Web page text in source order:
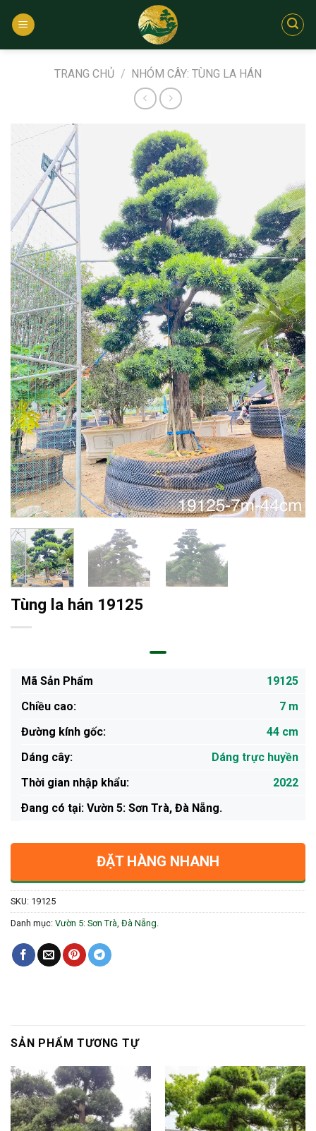
qua
TRANG CHỦ / NHÓM CÂY: TÙNG LA HÁN
Tùng la hán 19125
Mã Sản Phẩm
19125
Chiều cao:
7 m
Đường kính gốc:
44 cm
Dáng cây:
Dáng trực huyền
Thời gian nhập khẩu:
2022
Ðang có tại: Vườn 5: Sơn Trà, Đà Nẵng.
ĐẶT HÀNG NHANH
SKU: 19125
Danh mục: Vườn 5: Sơn Trà, Đà Nẵng.
SẢN PHẨM TƯƠNG TỰ